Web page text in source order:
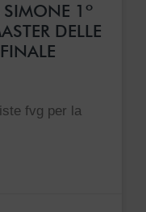
SIMONE 1º
DELLE
fvg per la